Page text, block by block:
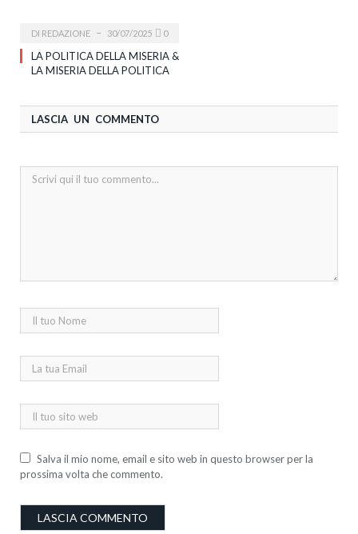
DI REDAZIONE 30/07/2025 0
LA POLITICA DELLA MISERIA &
LA MISERIA DELLA POLITICA
LASCIA UN COMMENTO
Salva il mio nome, email e sito web in questo browser per la
prossima volta che commento.